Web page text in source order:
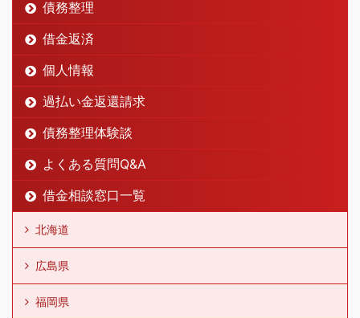
債務整理
借金返済
個人情報
過払い金返還請求
債務整理体験談
よくある質問Q&A
借金相談窓口一覧
北海道
広島県
福岡県